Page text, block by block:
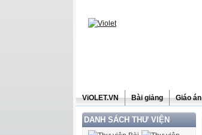
ViOLET.VN Bài giảng Giáo án
DANH SÁCH THƯ VIỆN